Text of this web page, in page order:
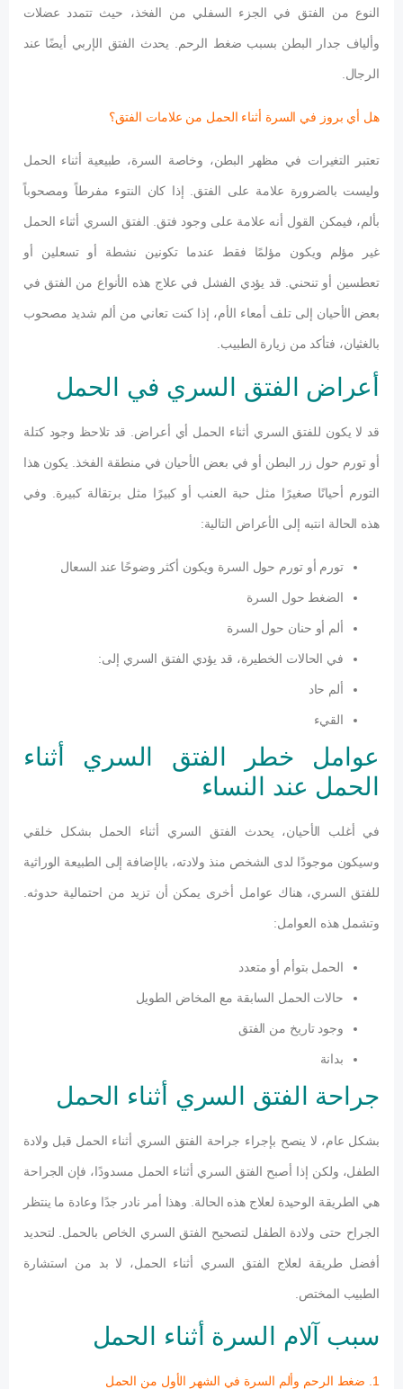
النوع من الفتق في الجزء السفلي من الفخذ، حيث تتمدد عضلات
وألياف جدار البطن بسبب ضغط الرحم. يحدث الفتق الإربي أيضًا عند
الرجال.
هل أي بروز في السرة أثناء الحمل من علامات الفتق؟
تعتبر التغيرات في مظهر البطن، وخاصة السرة، طبيعية أثناء الحمل
وليست بالضرورة علامة على الفتق. إذا كان النتوء مفرطاً ومصحوباً
بألم، فيمكن القول أنه علامة على وجود فتق. الفتق السري أثناء الحمل
غير مؤلم ويكون مؤلمًا فقط عندما تكونين نشطة أو تسعلين أو
تعطسين أو تنحني. قد يؤدي الفشل في علاج هذه الأنواع من الفتق في
بعض الأحيان إلى تلف أمعاء الأم، إذا كنت تعاني من ألم شديد مصحوب
بالغثيان، فتأكد من زيارة الطبيب.
أعراض الفتق السري في الحمل
قد لا يكون للفتق السري أثناء الحمل أي أعراض. قد تلاحظ وجود كتلة
أو تورم حول زر البطن أو في بعض الأحيان في منطقة الفخذ. يكون هذا
التورم أحيانًا صغيرًا مثل حبة العنب أو كبيرًا مثل برتقالة كبيرة. وفي
هذه الحالة انتبه إلى الأعراض التالية:
تورم أو تورم حول السرة ويكون أكثر وضوحًا عند السعال
الضغط حول السرة
ألم أو حنان حول السرة
في الحالات الخطيرة، قد يؤدي الفتق السري إلى:
ألم حاد
القيء
عوامل خطر الفتق السري أثناء
الحمل عند النساء
في أغلب الأحيان، يحدث الفتق السري أثناء الحمل بشكل خلقي
وسيكون موجودًا لدى الشخص منذ ولادته، بالإضافة إلى الطبيعة الوراثية
للفتق السري، هناك عوامل أخرى يمكن أن تزيد من احتمالية حدوثه.
وتشمل هذه العوامل:
الحمل بتوأم أو متعدد
حالات الحمل السابقة مع المخاض الطويل
وجود تاريخ من الفتق
بدانة
جراحة الفتق السري أثناء الحمل
بشكل عام، لا ينصح بإجراء جراحة الفتق السري أثناء الحمل قبل ولادة
الطفل، ولكن إذا أصبح الفتق السري أثناء الحمل مسدودًا، فإن الجراحة
هي الطريقة الوحيدة لعلاج هذه الحالة. وهذا أمر نادر جدًا وعادة ما ينتظر
الجراح حتى ولادة الطفل لتصحيح الفتق السري الخاص بالحمل. لتحديد
أفضل طريقة لعلاج الفتق السري أثناء الحمل، لا بد من استشارة
الطبيب المختص.
سبب آلام السرة أثناء الحمل
1. ضغط الرحم وألم السرة في الشهر الأول من الحمل